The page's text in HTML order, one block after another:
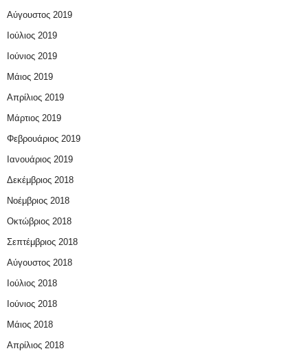
Αύγουστος 2019
Ιούλιος 2019
Ιούνιος 2019
Μάιος 2019
Απρίλιος 2019
Μάρτιος 2019
Φεβρουάριος 2019
Ιανουάριος 2019
Δεκέμβριος 2018
Νοέμβριος 2018
Οκτώβριος 2018
Σεπτέμβριος 2018
Αύγουστος 2018
Ιούλιος 2018
Ιούνιος 2018
Μάιος 2018
Απρίλιος 2018